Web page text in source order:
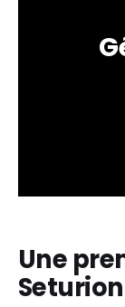
Une
Seturion